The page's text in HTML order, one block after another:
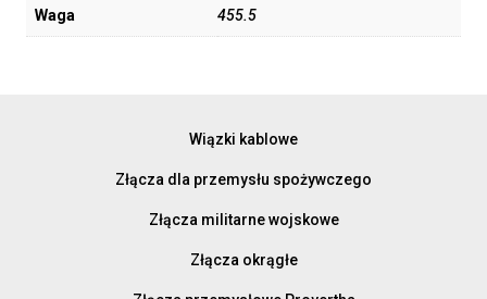
Waga 455.5
Wiązki kablowe
Złącza dla przemysłu spożywczego
Złącza militarne wojskowe
Złącza okrągłe